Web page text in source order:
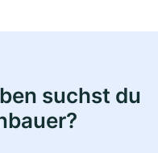
suchst du